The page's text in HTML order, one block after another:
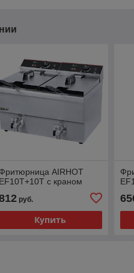
Фритюрница AIRHOT
EF10T+10T с краном
руб.
Купить